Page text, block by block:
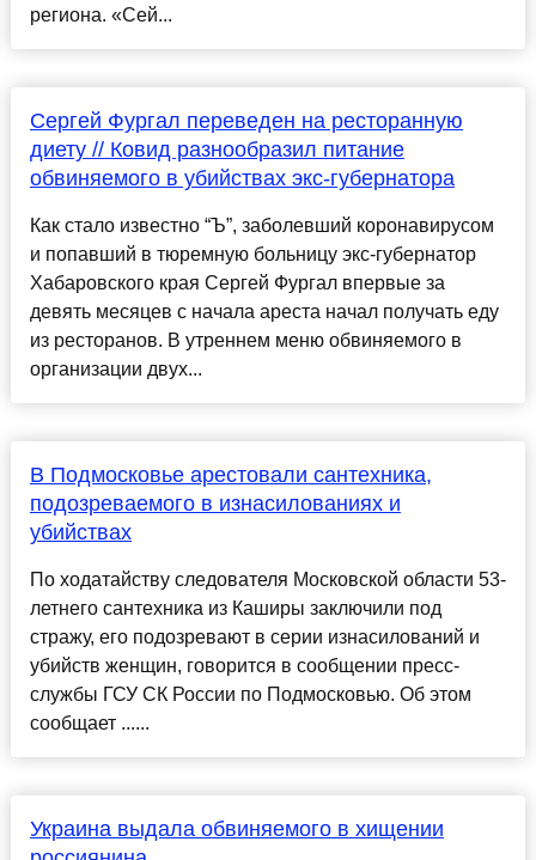
региона. «Сей...
Сергей Фургал переведен на ресторанную
диету // Ковид разнообразил питание
обвиняемого в убийствах экс-губернатора
Как стало известно “Ъ”, заболевший коронавирусом
и попавший в тюремную больницу экс-губернатор
Хабаровского края Сергей Фургал впервые за
девять месяцев с начала ареста начал получать еду
из ресторанов. В утреннем меню обвиняемого в
организации двух...
В Подмосковье арестовали сантехника,
подозреваемого в изнасилованиях и
убийствах
По ходатайству следователя Московской области 53-
летнего сантехника из Каширы заключили под
стражу, его подозревают в серии изнасилований и
убийств женщин, говорится в сообщении пресс-
службы ГСУ СК России по Подмосковью. Об этом
сообщает ......
Украина выдала обвиняемого в хищении